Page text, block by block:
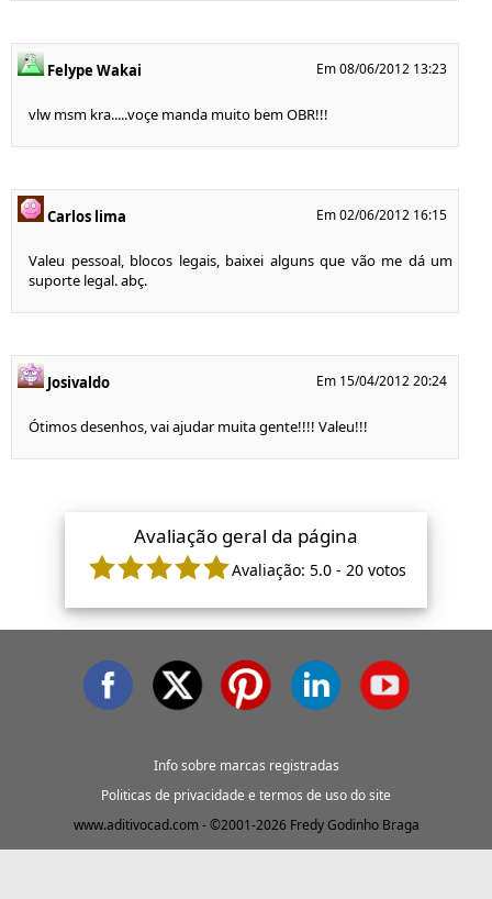
Felype Wakai Em 08/06/2012 13:23
vlw msm kra.....voçe manda muito bem OBR!!!
Carlos lima Em 02/06/2012 16:15
Valeu pessoal, blocos legais, baixei alguns que vão me dá um
suporte legal. abç.
Josivaldo Em 15/04/2012 20:24
Ótimos desenhos, vai ajudar muita gente!!!! Valeu!!!
Avaliação geral da página
Avaliação: 5.0- 20votos
Info sobre marcas registradas
Politicas de privacidade e termos de uso do site
www.aditivocad.com - ©2001-2026 Fredy Godinho Braga